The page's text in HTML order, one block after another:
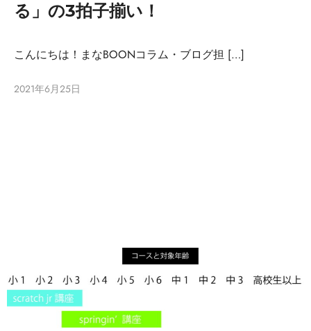
る」の3拍子揃い！
こんにちは！まなBOONコラム・ブログ担 […]
2021年6月25日